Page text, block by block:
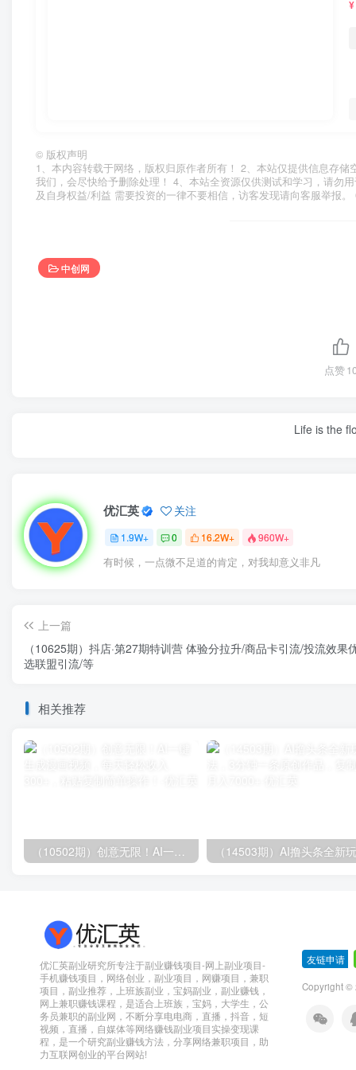
¥
© 版权声明
1、本内容转载于网络，版权归原作者所有！ 2、本站仅提供信息存
我们，会尽快给予删除处理！ 4、本站全资源仅供测试和学习，请勿
及自身权益/利益 需要投资的一律不要相信，访客发现请向客服举报
中创网
点赞
Life is the
优汇英 关注
1.9W+ 0 16.2W+ 960W+
有时候，一点微不足道的肯定，对我却意义非凡
上一篇
（10625期）抖店·第27期特训营 体验分拉升/商品卡引流/投流效果
选联盟引流/等
相关推荐
优汇英副业研究所专注于副业赚钱项目-网上副业项目-
手机赚钱项目，网络创业，副业项目，网赚项目，兼职
项目，副业推荐，上班族副业，宝妈副业，副业赚钱，
网上兼职赚钱课程，是适合上班族，宝妈，大学生，公
务员兼职的副业网，不断分享电电商，直播，抖音，短
视频，直播，自媒体等网络赚钱副业项目实操变现课
程，是一个研究副业赚钱方法，分享网络兼职项目，助
力互联网创业的平台网站!
友链申请
Copyright ©